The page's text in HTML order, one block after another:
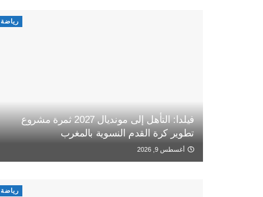
رياضة
فيلدا: التأهل إلى مونديال 2027 ثمرة مشروع
تطوير كرة القدم النسوية بالمغرب
أغسطس 9, 2026
رياضة